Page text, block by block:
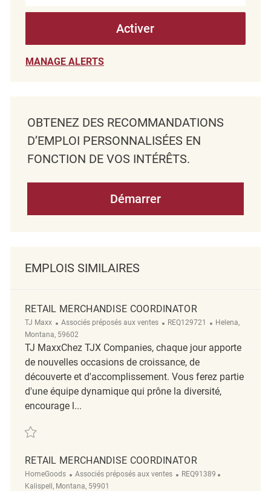
Activer
MANAGE ALERTS
OBTENEZ DES RECOMMANDATIONS
D’EMPLOI PERSONNALISÉES EN
FONCTION DE VOS INTÉRÊTS.
Démarrer
EMPLOIS SIMILAIRES
RETAIL MERCHANDISE COORDINATOR
TJ Maxx Catégorie
Associés préposés aux ventes ReqId
REQ129721 Emplacement
Helena,
Montana, 59602
TJ MaxxChez TJX Companies, chaque jour apporte
de nouvelles occasions de croissance, de
découverte et d'accomplissement. Vous ferez partie
d'une équipe dynamique qui prône la diversité,
encourage l...
Sauvegarder Retail Merchandise Coordinator REQ129721
RETAIL MERCHANDISE COORDINATOR
HomeGoods Catégorie
Associés préposés aux ventes ReqId
REQ91389
Kalispell, Montana, 59901